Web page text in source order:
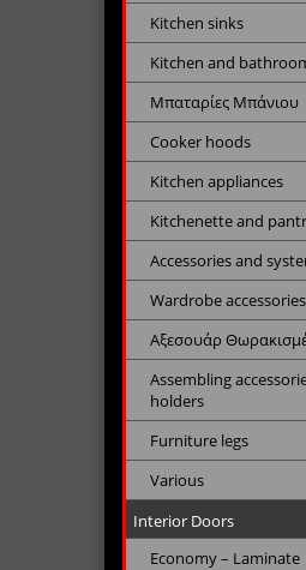
Kitchen sinks
Kitchen and
Μπαταρίες Μπάνιου
Cooker hoods
Kitchen appliances
Kitchenette and
Accessories and
Wardrobe accessories
Αξεσουάρ
Assembling
holders
Furniture legs
Various
Interior Doors
Economy – Laminate